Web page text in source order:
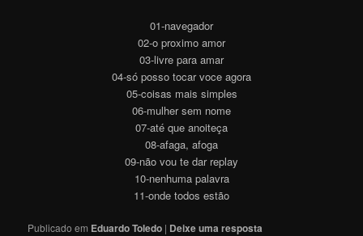
01-navegador
02-o proximo amor
03-livre para amar
04-só posso tocar voce agora
05-coisas mais simples
06-mulher sem nome
07-até que anoiteça
08-afaga, afoga
09-não vou te dar replay
10-nenhuma palavra
11-onde todos estão
Publicado em Eduardo Toledo | Deixe uma resposta